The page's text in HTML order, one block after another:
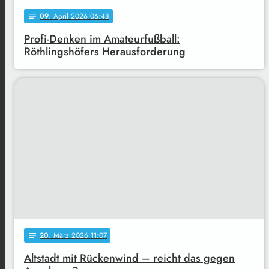
notes 09. April 2026 06:48
Profi-Denken im Amateurfußball:
Röthlingshöfers Herausforderung
notes 20. März 2026 11:07
Altstadt mit Rückenwind – reicht das gegen